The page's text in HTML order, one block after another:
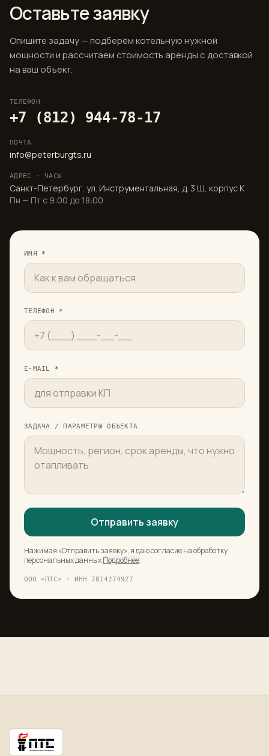
Оставьте заявку
Опишите задачу — подберём котельную нужной
мощности и рассчитаем стоимость аренды с доставкой
на ваш объект.
ТЕЛЕФОН
+7 (812) 944-78-17
ПОЧТА
info@peterburgts.ru
АДРЕС · ЧАСЫ
Санкт-Петербург, ул. Инструментальная, д. 3 Ш, корпус К
Пн — Пт с 9:00 до 18:00
ИМЯ *
ТЕЛЕФОН *
E-MAIL *
ЗАДАЧА / ПАРАМЕТРЫ ОБЪЕКТА
Отправить заявку
Нажимая «Отправить заявку», я даю согласие на обработку
персональных данныхПодробнее.
ООО «ПТС» · ИНН 7814274927